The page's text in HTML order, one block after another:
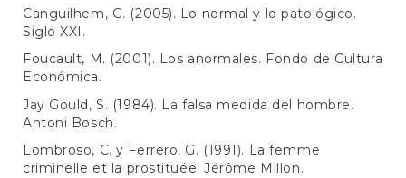
Canguilhem, G. (2005). Lo normal y lo patológico.
Siglo XXI.
Foucault, M. (2001). Los anormales. Fondo de Cultura
Económica.
Jay Gould, S. (1984). La falsa medida del hombre.
Antoni Bosch.
Lombroso, C. y Ferrero, G. (1991). La femme
criminelle et la prostituée. Jérôme Millon.